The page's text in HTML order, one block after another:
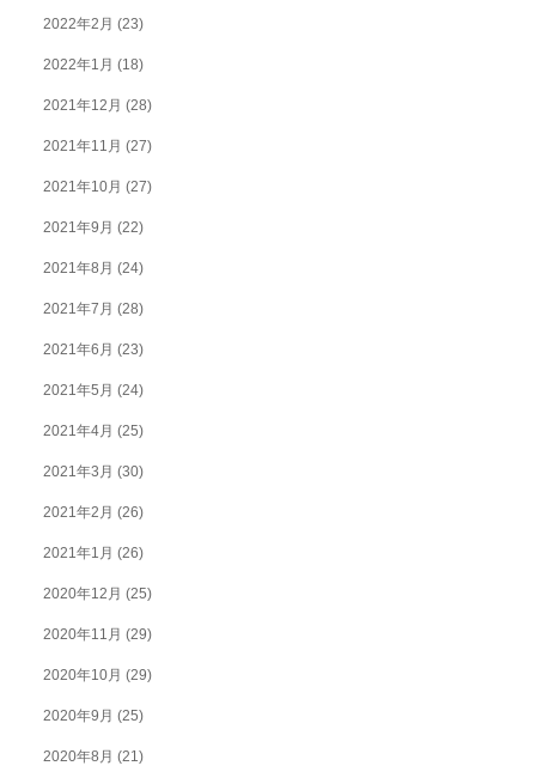
2022年2月 (23)
2022年1月 (18)
2021年12月 (28)
2021年11月 (27)
2021年10月 (27)
2021年9月 (22)
2021年8月 (24)
2021年7月 (28)
2021年6月 (23)
2021年5月 (24)
2021年4月 (25)
2021年3月 (30)
2021年2月 (26)
2021年1月 (26)
2020年12月 (25)
2020年11月 (29)
2020年10月 (29)
2020年9月 (25)
2020年8月 (21)